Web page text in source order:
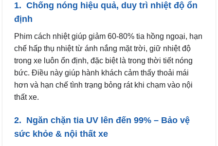
1. Chống nóng hiệu quả, duy trì nhiệt độ ổn
định
Phim cách nhiệt giúp giảm 60-80% tia hồng ngoại, hạn
chế hấp thụ nhiệt từ ánh nắng mặt trời, giữ nhiệt độ
trong xe luôn ổn định, đặc biệt là trong thời tiết nóng
bức. Điều này giúp hành khách cảm thấy thoải mái
hơn và hạn chế tình trạng bỏng rát khi chạm vào nội
thất xe.
2. Ngăn chặn tia UV lên đến 99% – Bảo vệ
sức khỏe & nội thất xe